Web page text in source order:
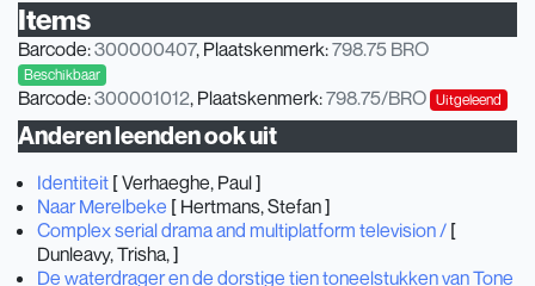
Items
Barcode:300000407, Plaatskenmerk:798.75 BRO
Beschikbaar
Barcode:300001012, Plaatskenmerk:798.75/BRO Uitgeleend
Anderen leenden ook uit
Identiteit [Verhaeghe, Paul]
Naar Merelbeke [ Hertmans, Stefan]
Complex serial drama and multiplatform television / [
Dunleavy, Trisha,]
De waterdrager en de dorstige tien toneelstukken van Tone